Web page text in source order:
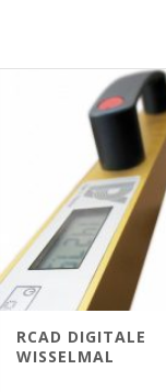
RCAD DIGITALE
WISSELMAL